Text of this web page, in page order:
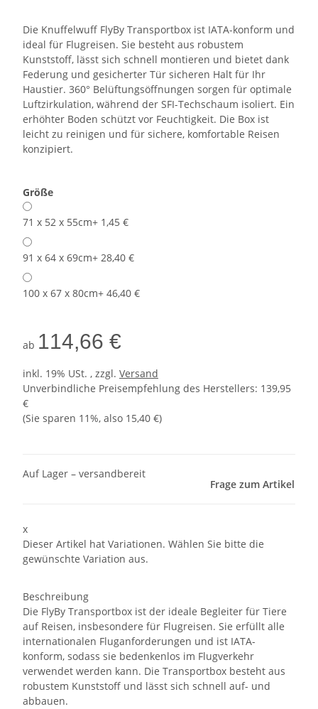
Die Knuffelwuff FlyBy Transportbox ist IATA-konform und
ideal für Flugreisen. Sie besteht aus robustem
Kunststoff, lässt sich schnell montieren und bietet dank
Federung und gesicherter Tür sicheren Halt für Ihr
Haustier. 360° Belüftungsöffnungen sorgen für optimale
Luftzirkulation, während der SFI-Techschaum isoliert. Ein
erhöhter Boden schützt vor Feuchtigkeit. Die Box ist
leicht zu reinigen und für sichere, komfortable Reisen
konzipiert.
Größe
71 x 52 x 55cm+ 1,45 €
91 x 64 x 69cm+ 28,40 €
100 x 67 x 80cm+ 46,40 €
ab 114,66 €
inkl. 19% USt. , zzgl. Versand
Unverbindliche Preisempfehlung des Herstellers: 139,95
€
(Sie sparen 11%, also 15,40 €)
Auf Lager – versandbereit
Frage zum Artikel
x
Dieser Artikel hat Variationen. Wählen Sie bitte die
gewünschte Variation aus.
Beschreibung
Die FlyBy Transportbox ist der ideale Begleiter für Tiere
auf Reisen, insbesondere für Flugreisen. Sie erfüllt alle
internationalen Fluganforderungen und ist IATA-
konform, sodass sie bedenkenlos im Flugverkehr
verwendet werden kann. Die Transportbox besteht aus
robustem Kunststoff und lässt sich schnell auf- und
abbauen.